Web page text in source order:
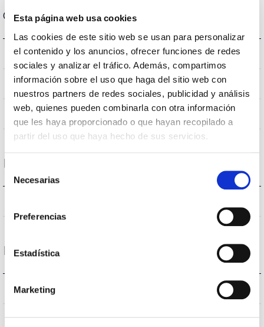
Esta página web usa cookies
Las cookies de este sitio web se usan para personalizar
el contenido y los anuncios, ofrecer funciones de redes
sociales y analizar el tráfico. Además, compartimos
información sobre el uso que haga del sitio web con
nuestros partners de redes sociales, publicidad y análisis
web, quienes pueden combinarla con otra información
que les haya proporcionado o que hayan recopilado a
partir del uso que haya hecho de sus servicios.
Selección
Necesarias
Preferencias
Estadística
Marketing
Optical data
Colour temperature 5000K
CRI Colour rendering index 80
Opening angle 120
Housing and Finish
Performance
Flux (lm)